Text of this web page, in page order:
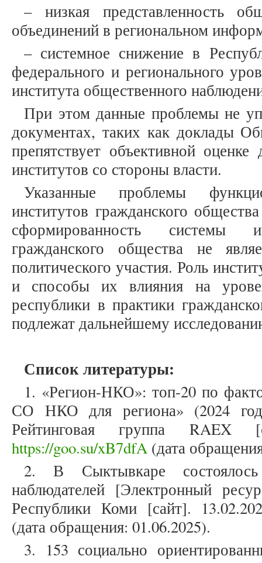
– низкая представленность
объединений в региональном
– системное снижение в
федерального и регионального
института общественного
При этом данные проблемы не
документах, таких как доклады
препятствует объективной
институтов со стороны власти.
Указанные проблемы
институтов гражданского
сформированность системы
гражданского общества не
политического участия. Роль
и способы их влияния на
республики в практики
подлежат дальнейшему
Список литературы:
1. «Регион-НКО»: топ-20 по
СО НКО для региона» (2024
Рейтинговая группа RAEX
https://goo.su/xB7dfA (дата
2. В Сыктывкаре
наблюдателей [Электронный
Республики Коми [сайт].
(дата обращения: 01.06.2025).
3. 153 социально